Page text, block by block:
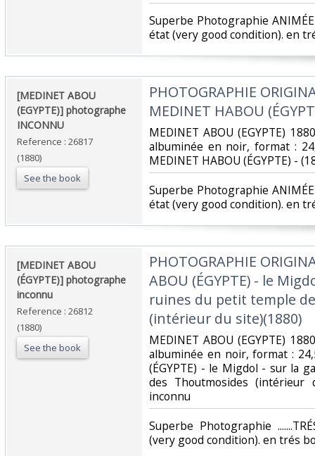
‎Superbe Photographie ANIMÉE
état (very good condition). en
‎[MEDINET ABOU
(EGYPTE)] photographe
INCONNU ‎
Reference : 26817
(1880)
See the book
‎PHOTOGRAPHIE
MEDINET HABOU
‎MEDINET ABOU (EGYPTE)
albuminée en noir, format :
MEDINET HABOU (ÉGYPTE) -
‎Superbe Photographie ANIMÉE
état (very good condition). en
‎[MEDINET ABOU
(ÉGYPTE)] photographe
inconnu‎
Reference : 26812
(1880)
See the book
‎PHOTOGRAPHIE
ABOU (ÉGYPTE) - le
ruines du petit temple
(intérieur du site)(1880)‎
‎MEDINET ABOU (EGYPTE)
albuminée en noir, format :
(ÉGYPTE) - le Migdol - sur la
des Thoutmosides (intérieur
inconnu‎
‎Superbe Photographie
(very good condition). en trés